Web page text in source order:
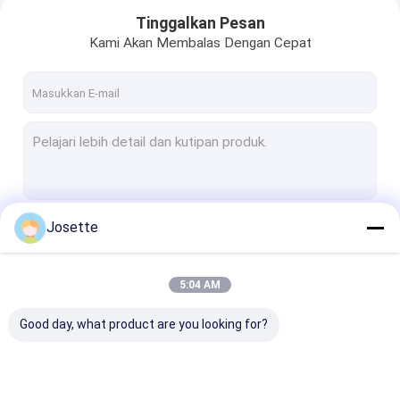
Tinggalkan Pesan
Kami Akan Membalas Dengan Cepat
Josette
5:04 AM
Good day, what product are you looking for?